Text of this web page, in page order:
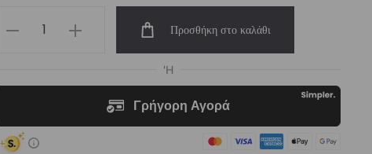
€35,00.είναι:
€24,00.
ποσότητα
Προσθήκη στο καλάθι